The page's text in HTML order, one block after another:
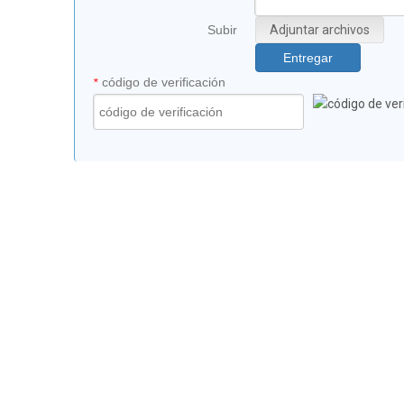
Subir
Adjuntar archivos
Entregar
* código de verificación